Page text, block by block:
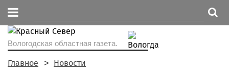
Вологодская областная газета.
Главное Новости